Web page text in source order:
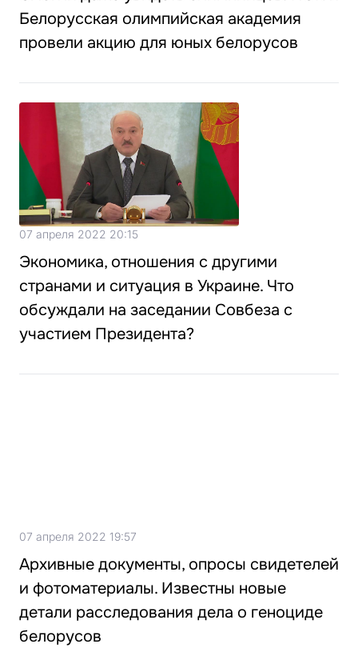
Белорусская олимпийская академия
провели акцию для юных белорусов
07 апреля 2022 20:15
Экономика, отношения с другими
странами и ситуация в Украине. Что
обсуждали на заседании Совбеза с
участием Президента?
07 апреля 2022 19:57
Архивные документы, опросы свидетелей
и фотоматериалы. Известны новые
детали расследования дела о геноциде
белорусов